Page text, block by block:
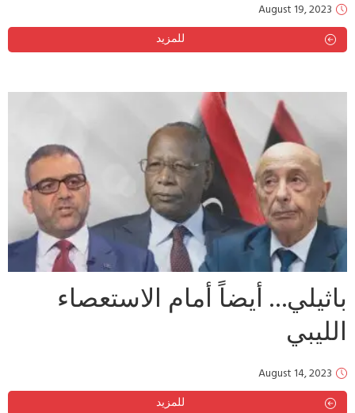
August 19, 2023
للمزيد
باثيلي… أيضاً أمام الاستعصاء
الليبي
August 14, 2023
للمزيد